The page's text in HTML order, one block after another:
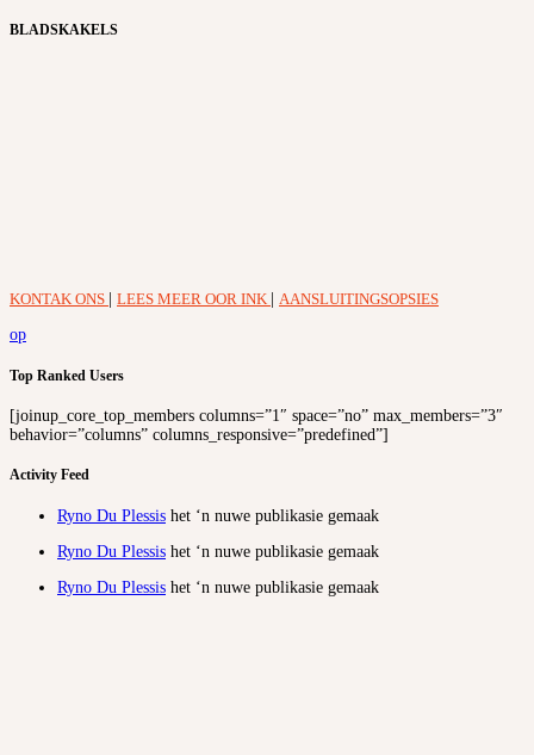
BLADSKAKELS
KONTAK ONS LEES MEER OOR INK
AANSLUITINGSOPSIES
op
Top Ranked Users
[joinup_core_top_members columns=”1″ space=”no” max_members=”3″
behavior=”columns” columns_responsive=”predefined”]
Activity Feed
Ryno Du Plessis het ‘n nuwe publikasie gemaak
Ryno Du Plessis het ‘n nuwe publikasie gemaak
Ryno Du Plessis het ‘n nuwe publikasie gemaak